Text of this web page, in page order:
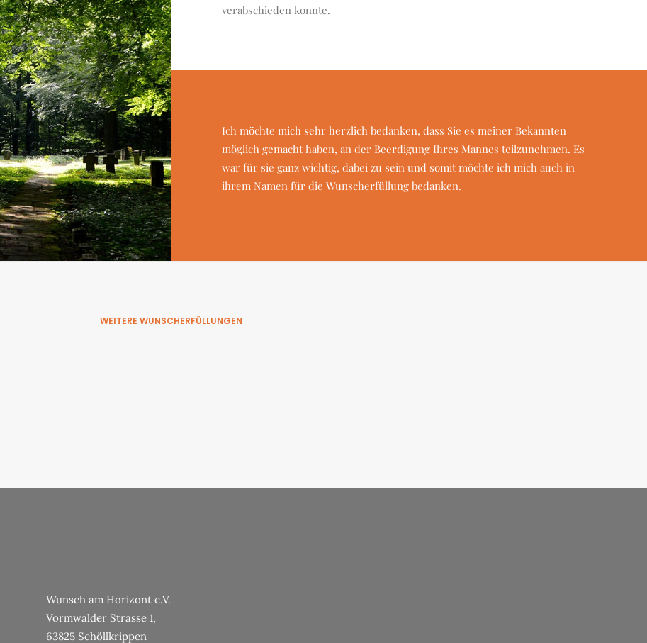
verabschieden konnte.
Ich möchte mich sehr herzlich bedanken, dass Sie es meiner Bekannten
möglich gemacht haben, an der Beerdigung Ihres Mannes teilzunehmen. Es
war für sie ganz wichtig, dabei zu sein und somitmöchte ich mich auch in
ihrem Namen für die Wunscherfüllung bedanken.
WEITERE WUNSCHERFÜLLUNGEN
Wunsch am Horizont e.V.
Vormwalder Strasse 1,
63825 Schöllkrippen